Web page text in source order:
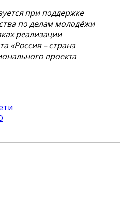
при поддержке
по делам молодёжи
реализации
«Россия – страна
проекта